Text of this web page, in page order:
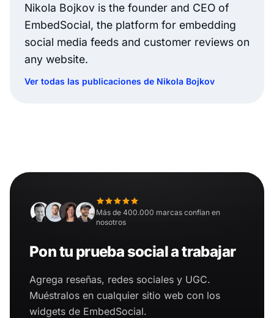
Nikola Bojkov is the founder and CEO of
EmbedSocial, the platform for embedding
social media feeds and customer reviews on
any website.
Ver todas las publicaciones de Nikola Bojkov
Más de 400.000 marcas confían en
nosotros
Pon tu prueba social a trabajar
Agrega reseñas, redes sociales y UGC.
Muéstralos en cualquier sitio web con los
widgets de EmbedSocial.